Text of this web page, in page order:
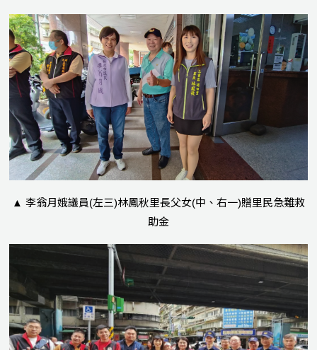
▲ 李翁月娥議員(左三)林鳳秋里長父女(中、右一)贈里民急難救
助金